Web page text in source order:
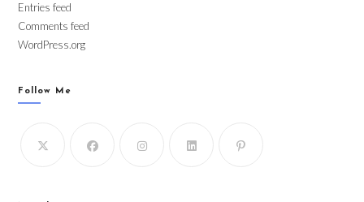
Entries feed
Comments feed
WordPress.org
Follow Me